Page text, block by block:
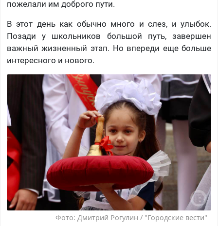
пожелали им доброго пути.
В этот день как обычно много и слез, и улыбок.
Позади у школьников большой путь, завершен
важный жизненный этап. Но впереди еще больше
интересного и нового.
Фото: Дмитрий Рогулин / "Городские вести"